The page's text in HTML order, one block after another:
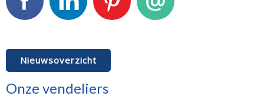
Nieuwsoverzicht
Onze vendeliers